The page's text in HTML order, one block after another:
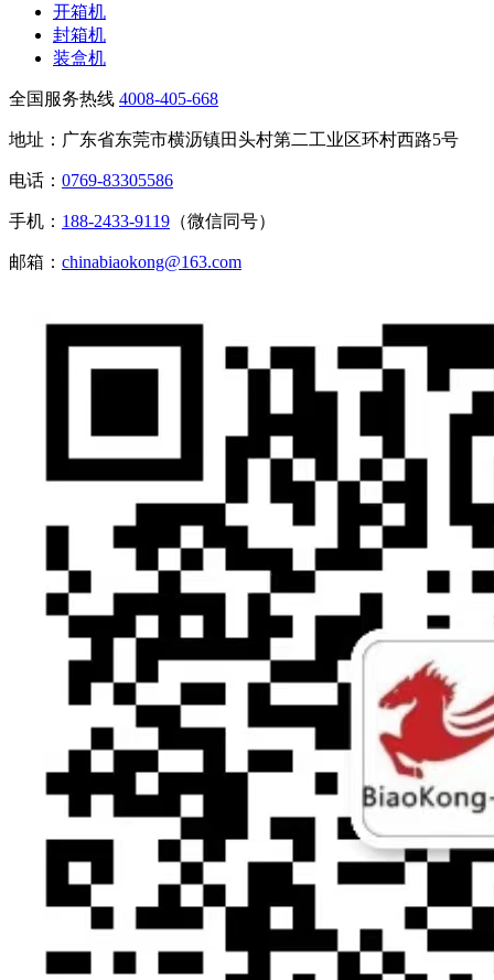
开箱机
封箱机
装盒机
全国服务热线 4008-405-668
地址：广东省东莞市横沥镇田头村第二工业区环村西路5号
电话： 0769-83305586
手机： 188-2433-9119 （微信同号）
邮箱： chinabiaokong@163.com